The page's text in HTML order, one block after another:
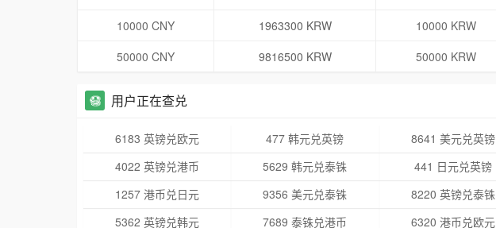
10000 CNY
1963300 KRW 10000 KRW
50000 CNY
9816500 KRW 50000 KRW
用户正在查兑
6183 英镑兑欧元 477 韩元兑英镑 8641 美元兑英镑
4022 英镑兑港币
5629 韩元兑泰铢 441 日元兑英镑
1257 港币兑日元
9356 美元兑泰铢 8220 英镑兑泰铢
5362 英镑兑韩元
7689 泰铢兑港币 6320 港币兑欧元